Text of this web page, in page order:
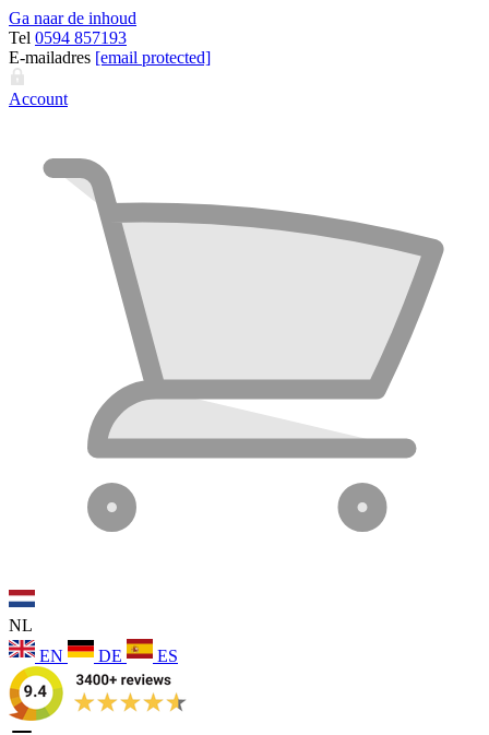
Ga naar de inhoud
Tel 0594 857193
E-mailadres [email protected]
Account
NL
EN
DE ES